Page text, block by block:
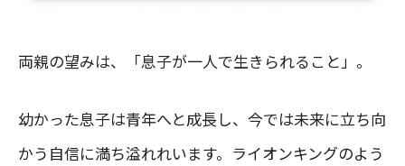
両親の望みは、「息子が一人で生きられること」。
幼かった息子は青年へと成長し、今では未来に立ち向
かう自信に満ち溢れれいます。ライオンキングのよう